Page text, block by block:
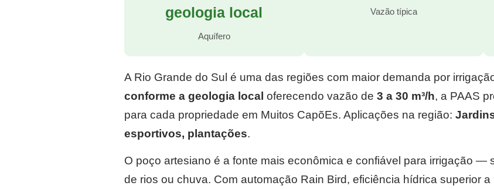
geologia local
Aquífero
Vazão típica
A Rio Grande do Sul é uma das regiões com maior demanda por
conforme a geologia local oferecendo vazão de 3 a 30 m³/h, a PAAS
para cada propriedade em Muitos CapõEs. Aplicações na região:
esportivos, plantações.
O poço artesiano é a fonte mais econômica e confiável para irrigação —
de rios ou chuva. Com automação Rain Bird, eficiência hídrica superior a